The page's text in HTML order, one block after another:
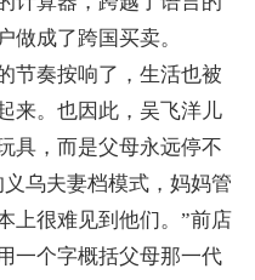
做成了跨国买卖。
奏按响了，生活也被
来。也因此，吴飞洋儿
具，而是父母永远停不
乌夫妻档模式，妈妈管
上很难见到他们。”前店
一个字概括父母那一代